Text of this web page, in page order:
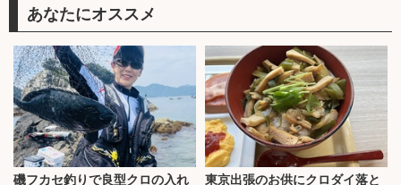
あなたにオススメ
磯フカセ釣りで良型クロの入れ
東京出張のお供にクロダイ落と